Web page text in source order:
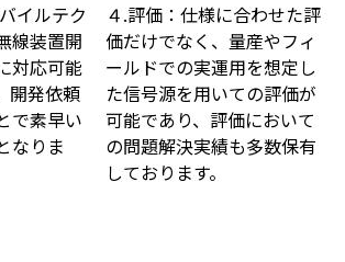
イルテク
線装置開
対応可能
開発依頼
で素早い
なりま
４.評価：仕様に合わせた評
価だけでなく、量産やフィ
ールドでの実運用を想定し
た信号源を用いての評価が
可能であり、評価において
の問題解決実績も多数保有
しております。